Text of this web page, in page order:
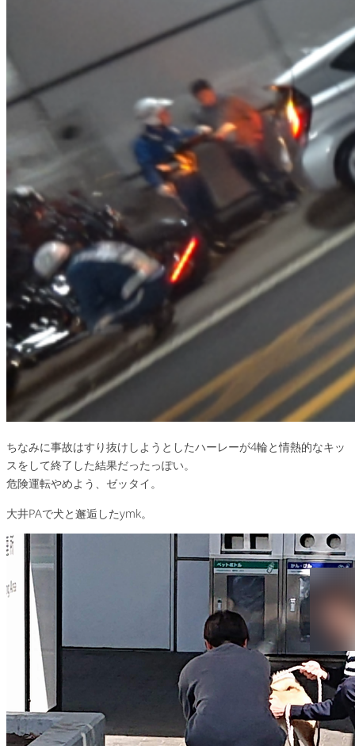
ちなみに事故はすり抜けしようとしたハーレーが4輪と情熱的なキッ
スをして終了した結果だったっぽい。
危険運転やめよう、ゼッタイ。
大井PAで犬と邂逅したymk。